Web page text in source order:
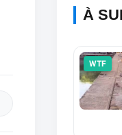
À
WTF